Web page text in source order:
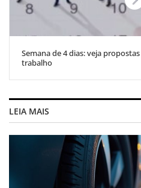
Semana de 4 dias: veja
trabalho
LEIA MAIS